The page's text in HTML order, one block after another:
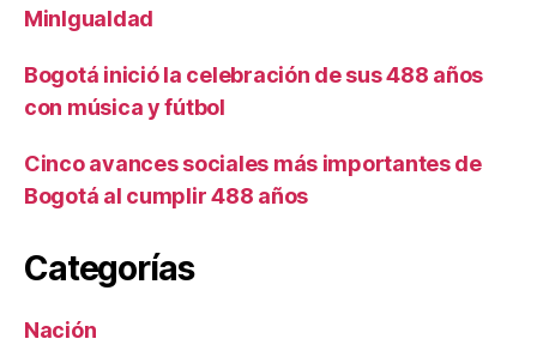
MinIgualdad
Bogotá inició la celebración de sus 488 años
con música y fútbol
Cinco avances sociales más importantes de
Bogotá al cumplir 488 años
Categorías
Nación